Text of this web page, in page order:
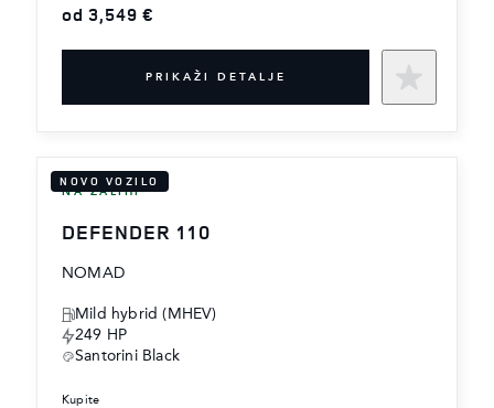
od 3,549 €
PRIKAŽI DETALJE
NOVO VOZILO
NA ZALIHI
DEFENDER 110
NOMAD
Mild hybrid (MHEV)
249 HP
Santorini Black
kupite